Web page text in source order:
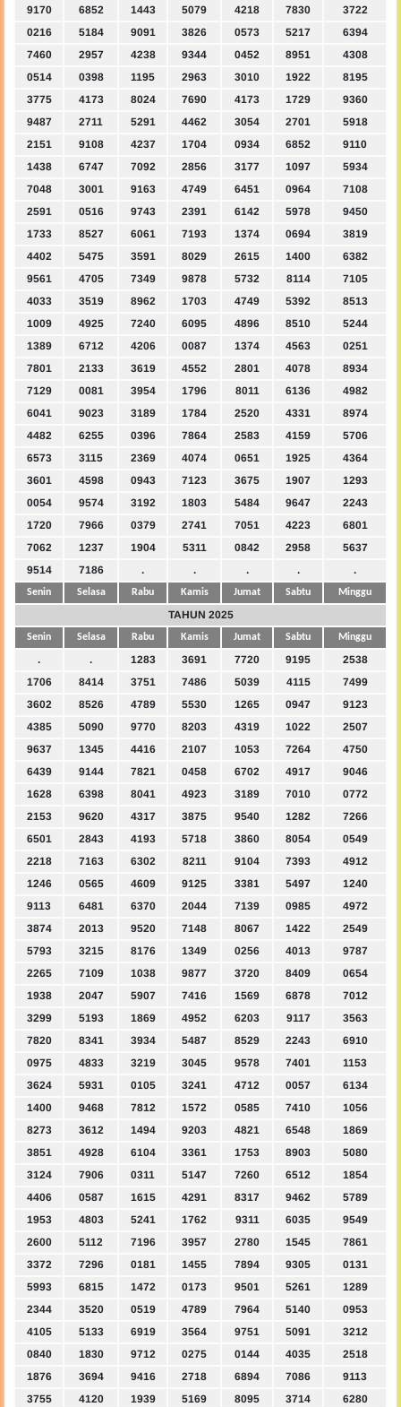
9170 6852 1443 5079 4218 7830
3722
0216
5184 9091 3826 0573 5217
6394
7460
2957 4238 9344 0452 8951
4308
0514
0398 1195 2963 3010 1922
8195
3775
4173 8024 7690 4173 1729
9360
9487
2711 5291 4462 3054 2701
5918
2151
9108 4237 1704 0934 6852
9110
1438
6747 7092 2856 3177 1097
5934
7048
3001 9163 4749 6451 0964
7108
2591
0516 9743 2391 6142 5978
9450
1733
8527 6061 7193 1374 0694
3819
4402
5475 3591 8029 2615 1400
6382
9561
4705 7349 9878 5732 8114
7105
4033
3519 8962 1703 4749 5392
8513
1009
4925 7240 6095 4896 8510
5244
1389
6712 4206 0087 1374 4563
0251
7801
2133 3619 4552 2801 4078
8934
7129
0081 3954 1796 8011 6136
4982
6041
9023 3189 1784 2520 4331
8974
4482
6255 0396 7864 2583 4159
5706
6573
3115 2369 4074 0651 1925
4364
3601
4598 0943 7123 3675 1907
1293
0054
9574 3192 1803 5484 9647
2243
1720
7966 0379 2741 7051 4223
6801
7062
1237 1904 5311 0842 2958
5637
9514
7186 . . . . .
Senin Selasa Rabu Kamis Jumat Sabtu Minggu
TAHUN 2025
Senin Selasa Rabu Kamis Jumat Sabtu Minggu
. . 1283 3691 7720 9195
2538
1706
8414 3751 7486 5039 4115
7499
3602
8526 4789 5530 1265 0947
9123
4385
5090 9770 8203 4319 1022
2507
9637
1345 4416 2107 1053 7264
4750
6439
9144 7821 0458 6702 4917
9046
1628
6398 8041 4923 3189 7010
0772
2153
9620 4317 3875 9540 1282
7266
6501
2843 4193 5718 3860 8054
0549
2218
7163 6302 8211 9104 7393
4912
1246
0565 4609 9125 3381 5497
1240
9113
6481 6370 2044 7139 0985
4972
3874
2013 9520 7148 8067 1422
2549
5793
3215 8176 1349 0256 4013
9787
2265
7109 1038 9877 3720 8409
0654
1938
2047 5907 7416 1569 6878
7012
3299
5193 1869 4952 6203 9117
3563
7820
8341 3934 5487 8529 2243
6910
0975
4833 3219 3045 9578 7401
1153
3624
5931 0105 3241 4712 0057
6134
1400
9468 7812 1572 0585 7410
1056
8273
3612 1494 9203 4821 6548
1869
3851
4928 6104 3361 1753 8903
5080
3124
7906 0311 5147 7260 6512
1854
4406
0587 1615 4291 8317 9462
5789
1953
4803 5241 1762 9311 6035
9549
2600
5112 7196 3957 2780 1545
7861
3372
7296 0181 1455 7894 9305
0131
5993
6815 1472 0173 9501 5261
1289
2344
3520 0519 4789 7964 5140
0953
4105
5133 6919 3564 9751 5091
3212
0840
1830 9712 0275 0144 4035
2518
1876
3694 9416 2718 6894 7086
9113
3755
4120 1939 5169 8095 3714
6280